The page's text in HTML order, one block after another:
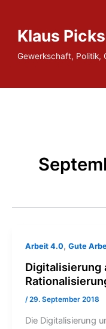
springenKlaus
Gewerkschaft, Politik,
Arbeit 4.0, Gute
Digitalisierung
/29. September 2018
Die Digitalisierung